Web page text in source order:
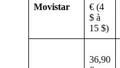
Movistar
€ (4
$ à
15 $)
36,90